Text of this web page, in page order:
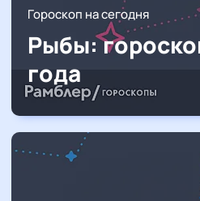
Гороскоп на сегодня
Рыбы:
года